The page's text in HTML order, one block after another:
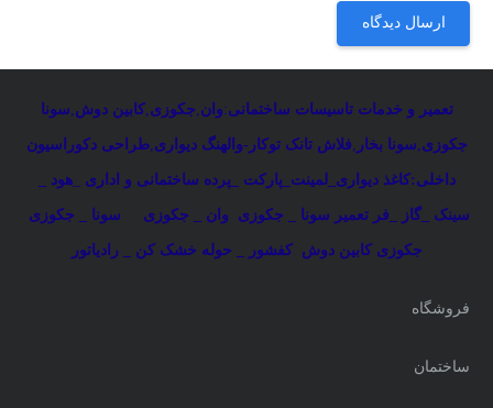
ارسال دیدگاه
تعمیر و خدمات تاسیسات ساختمانی:وان جکوزی ,کابین دوش سونا
جکوزی سونا بخار فلاش تانک توکار-والهنگ دیواری ,طراحی دکوراسیون
داخلی:کاغذ دیواری_لمینت_پارکت _پرده ساختمانی و اداری _هود _
سینک _گاز _فر تعمیر سونا _ جکوزی وان _ جکوزی سونا _ جکوزی
جکوزی کابین دوش کفشور _ حوله خشک کن _ رادیاتور
فروشگاه
ساختمان